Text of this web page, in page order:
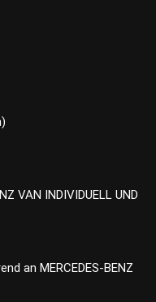
VAN INDIVIDUELL UND
an MERCEDES-BENZ